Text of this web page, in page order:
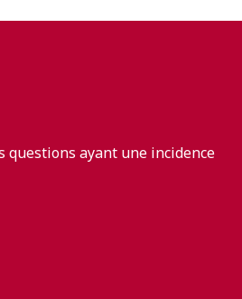
questions ayant une incidence